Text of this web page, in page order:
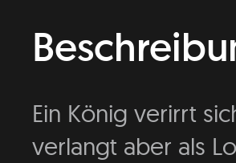
Ein König verirrt
verlangt aber als